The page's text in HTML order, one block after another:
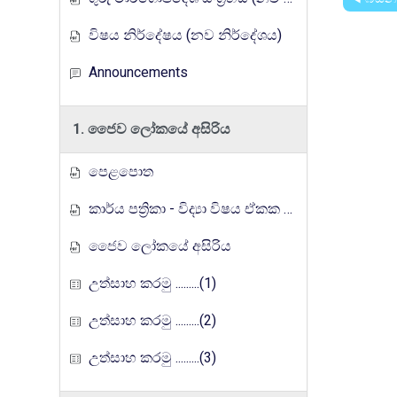
විෂය නිර්දේෂය (නව නිර්දේශය)
Announcements
1. ජෛව ලෝකයේ අසිරිය
පෙළපොත
කාර්ය පත්‍රිකා - විද්‍යා විෂය ඒකක සංවර්ධන වැඩසටහන, මතුගම අධ්‍යාපන කලාපය
ජෛව ලෝකයේ අසිරිය
උත්සාහ කරමු .........(1)
උත්සාහ කරමු .........(2)
උත්සාහ කරමු .........(3)